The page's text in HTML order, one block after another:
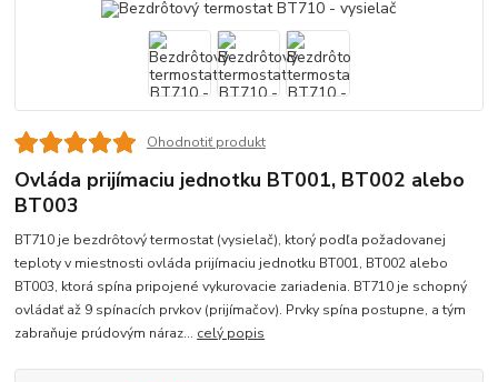
Ohodnotiť produkt
Ovláda prijímaciu jednotku BT001, BT002 alebo
BT003
BT710 je bezdrôtový termostat (vysielač), ktorý podľa požadovanej
teploty v miestnosti ovláda prijímaciu jednotku BT001, BT002 alebo
BT003, ktorá spína pripojené vykurovacie zariadenia. BT710 je schopný
ovládať až 9 spínacích prvkov (prijímačov). Prvky spína postupne, a tým
zabraňuje prúdovým náraz... celý popis